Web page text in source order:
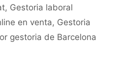
, Gestoria laboral
en venta, Gestoria
gestoria de Barcelona